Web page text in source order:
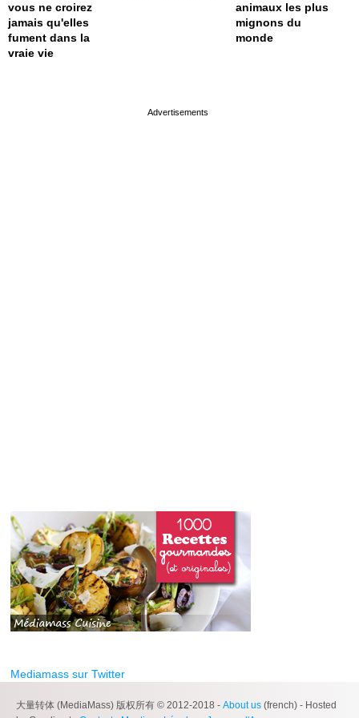
vous ne croirez
jamais qu'elles
fument dans la
vraie vie
animaux les plus
mignons du
monde
Mediamass sur Twitter
大量转体 (MediaMass) 版权所有 © 2012-2018 - About us (french) - Hosted